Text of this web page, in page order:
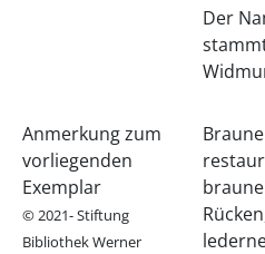
Der
Anmerkung zum
vorliegenden
Exemplar
© 2021- Stiftung
Bibliothek Werner